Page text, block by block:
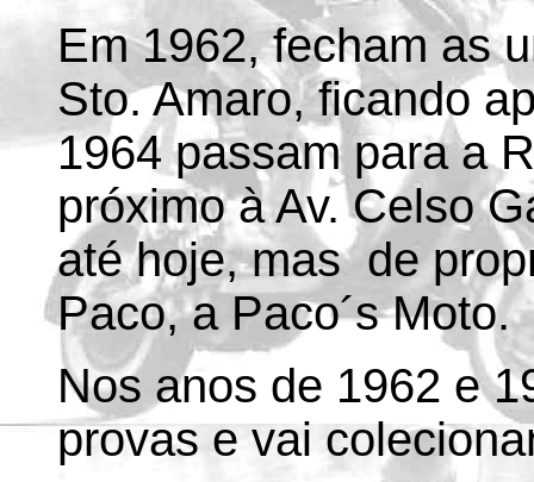
Em 1962, fecham as
Sto. Amaro, ficando
1964 passam para a
próximo à Av. Celso
até hoje, mas de
Paco, a Paco´s Moto.
Nos anos de 1962 e
provas e vai